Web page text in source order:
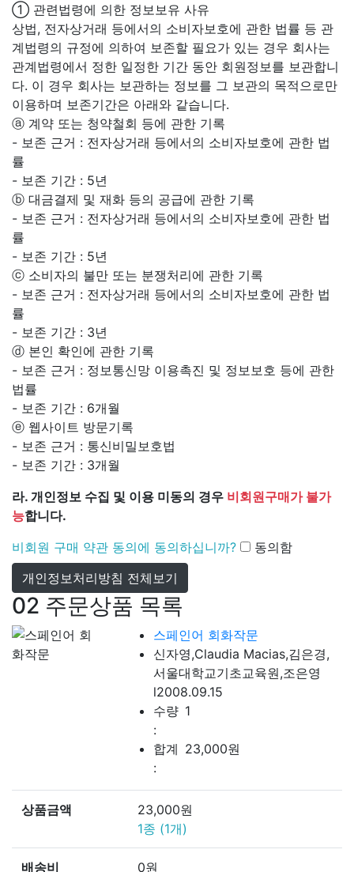
① 관련법령에 의한 정보보유 사유
상법, 전자상거래 등에서의 소비자보호에 관한 법률 등 관
계법령의 규정에 의하여 보존할 필요가 있는 경우 회사는
관계법령에서 정한 일정한 기간 동안 회원정보를 보관합니
다. 이 경우 회사는 보관하는 정보를 그 보관의 목적으로만
이용하며 보존기간은 아래와 같습니다.
ⓐ 계약 또는 청약철회 등에 관한 기록
- 보존 근거 : 전자상거래 등에서의 소비자보호에 관한 법
률
- 보존 기간 : 5년
ⓑ 대금결제 및 재화 등의 공급에 관한 기록
- 보존 근거 : 전자상거래 등에서의 소비자보호에 관한 법
률
- 보존 기간 : 5년
ⓒ 소비자의 불만 또는 분쟁처리에 관한 기록
- 보존 근거 : 전자상거래 등에서의 소비자보호에 관한 법
률
- 보존 기간 : 3년
ⓓ 본인 확인에 관한 기록
- 보존 근거 : 정보통신망 이용촉진 및 정보보호 등에 관한
법률
- 보존 기간 : 6개월
ⓔ 웹사이트 방문기록
- 보존 근거 : 통신비밀보호법
- 보존 기간 : 3개월
라. 개인정보 수집 및 이용 미동의 경우 비회원구매가 불가
능합니다.
비회원 구매 약관 동의에 동의하십니까?
동의함
개인정보처리방침 전체보기
02 주문상품 목록
스페인어 회화작문
신자영,Claudia Macias,김은경,
서울대학교기초교육원,조은영
l2008.09.15
수량
:
1
합계
:
23,000원
상품금액 23,000원
1종 (1개)
배송비 0원